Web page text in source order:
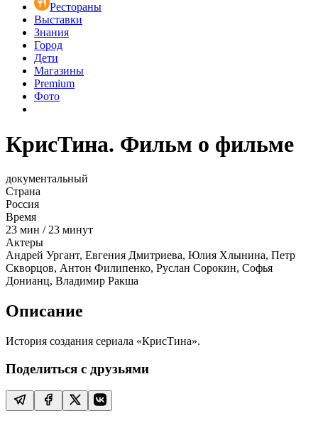
Рестораны
Выставки
Знания
Город
Дети
Магазины
Premium
Фото
КрисТина. Фильм о фильме
документальный
Страна
Россия
Время
23 мин / 23 минут
Актеры
Андрей Ургант, Евгения Дмитриева, Юлия Хлынина, Петр
Скворцов, Антон Филипенко, Руслан Сорокин, Софья
Донианц, Владимир Ракша
Описание
История создания сериала «КрисТина».
Поделиться с друзьями